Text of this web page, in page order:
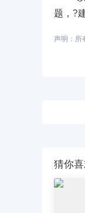
题，?
声明：所
猜你